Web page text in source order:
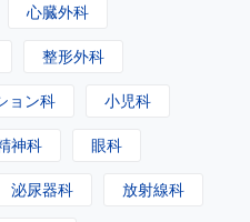
心臓外科
整形外科
ョン科 小児科
神科 眼科
泌尿器科 放射線科